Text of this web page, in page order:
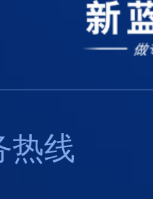
热线